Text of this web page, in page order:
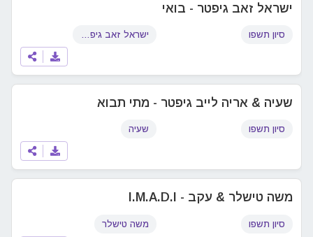
ישראל זאב גיפטר - בואי
סיון תשפו ישראל זאב גיפטר
שעיה & אריה לייב גיפטר - מתי תבוא
סיון תשפו שעיה
משה טישלר & עקב - I.M.A.D.I
סיון תשפו משה טישלר